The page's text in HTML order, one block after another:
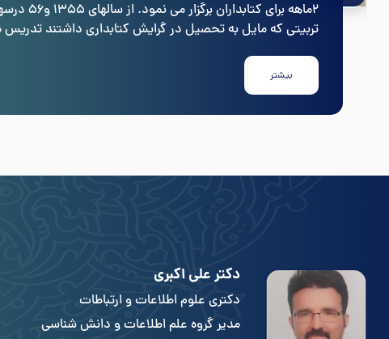
۲ماهه
تربیتی که مایل به تحصیل در گرایش کتابداری داشتند
بیشتر
دکتر علی اکبری
دکتری علوم اطلاعات و ارتباطات
مدیر گروه علم اطلاعات و دانش شناسی